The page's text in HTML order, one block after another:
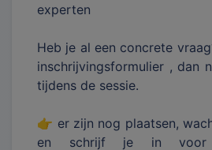
experten
Heb je al een concrete
inschrijvingsformulier , dan
tijdens de sessie.
👉 er zijn nog plaatsen,
en schrijf je in voor